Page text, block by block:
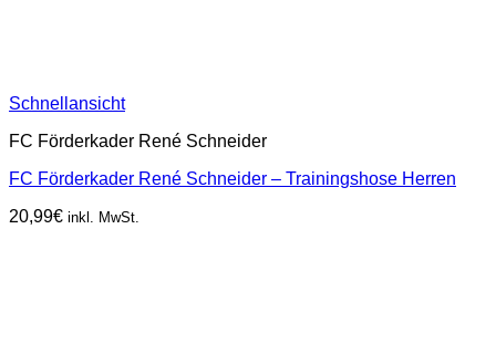
Schnellansicht
FC Förderkader René Schneider
FC Förderkader René Schneider – Trainingshose Herren
20,99€ inkl. MwSt.